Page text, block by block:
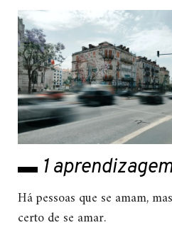
▬ 1
Há pessoas que se amam,
certo de se amar.